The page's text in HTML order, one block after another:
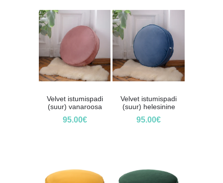
Velvet istumispadi
(suur) vanaroosa
95.00€
Velvet istumispadi
(suur) helesinine
95.00€